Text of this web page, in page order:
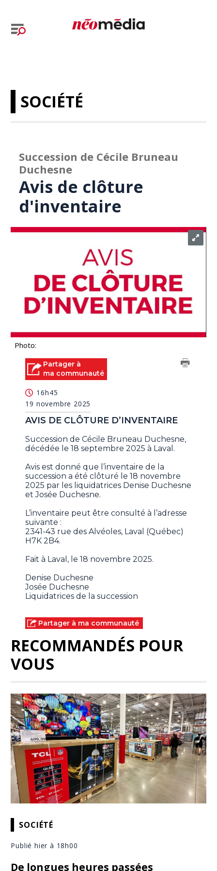
SOCIÉTÉ
Succession de Cécile Bruneau
Duchesne
Avis de clôture
d'inventaire
Photo:
Partager à
ma communauté
16h45
19 novembre 2025
AVIS DE CLÔTURE D’INVENTAIRE
Succession de Cécile Bruneau Duchesne,
décédée le 18 septembre 2025 à Laval.
Avis est donné que l’inventaire de la
succession a été clôturé le 18 novembre
2025 par les liquidatrices Denise Duchesne
et Josée Duchesne.
L’inventaire peut être consulté à l’adresse
suivante :
2341-43 rue des Alvéoles, Laval (Québec)
H7K 2B4.
Fait à Laval, le 18 novembre 2025.
Denise Duchesne
Josée Duchesne
Liquidatrices de la succession
Partager à ma communauté
RECOMMANDÉS POUR
VOUS
SOCIÉTÉ
Publié hier à 18h00
De longues heures passées